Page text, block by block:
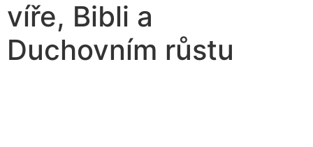
víře, Bibli a
Duchovním růstu